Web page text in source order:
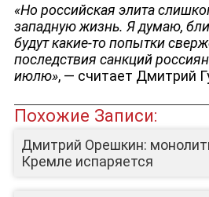
ЛИЦА КАНАЛА
«Но российская элита
западную жизнь. Я думаю,
будут какие-то попытки
последствия санкций
июлю», — считает Дмитрий
Похожие Записи:
Дмитрий Орешкин:
Кремле испаряется